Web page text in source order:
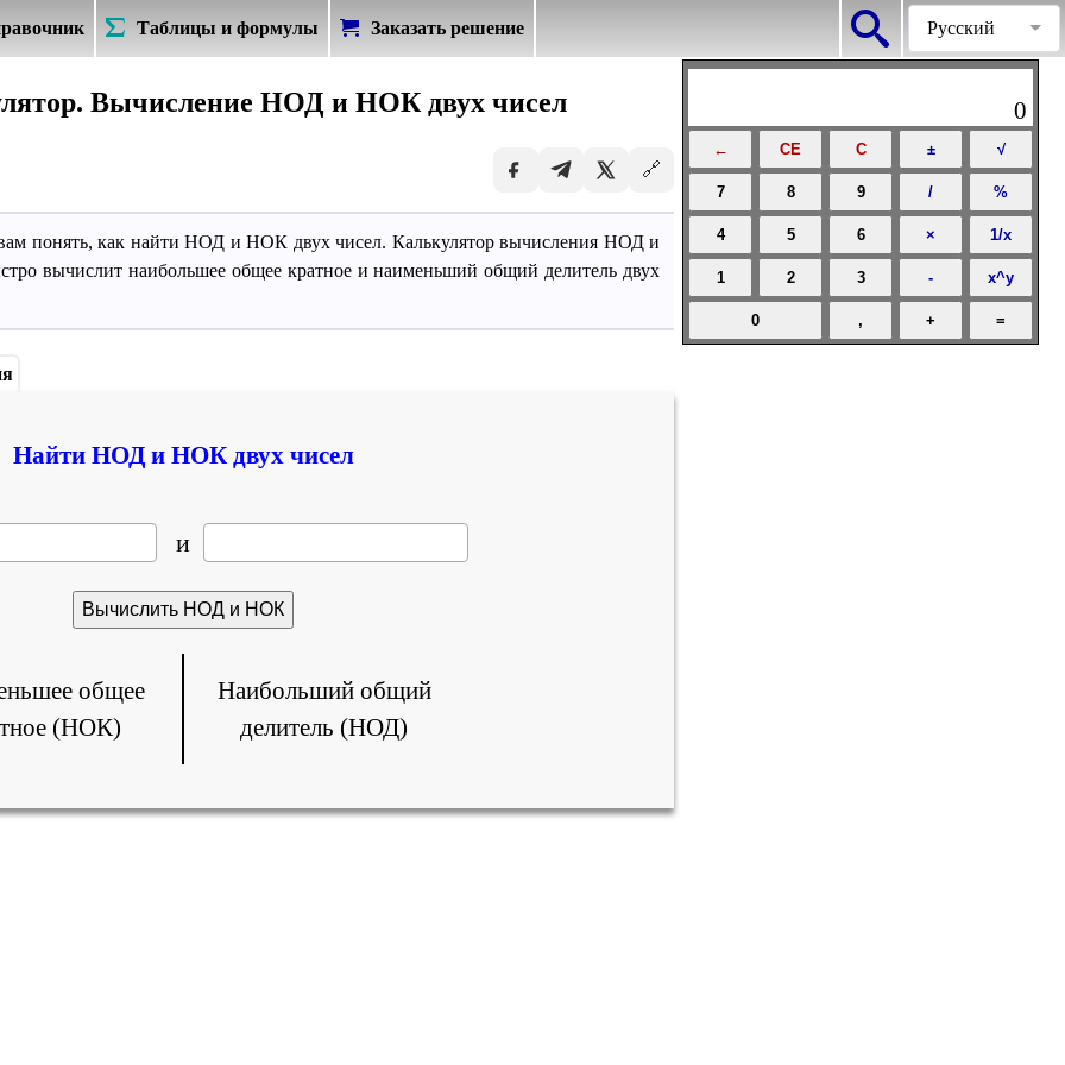
Русский
Deutsch
Español
Français
Русский
Українська
Таблицы и формулы Заказать решение
Русский
Français
Русский
Українська
Главная
Упражнения
Заказать решение
Вычисление НОД и НОК двух чисел
🔗
понять, как найти НОД и НОК двух чисел. Калькулятор вычисления НОД и
вычислит наибольшее общее кратное и наименьший общий делитель двух
Найти НОД и НОК двух чисел
и
общее
(НОК)
Наибольший общий
делитель (НОД)
0